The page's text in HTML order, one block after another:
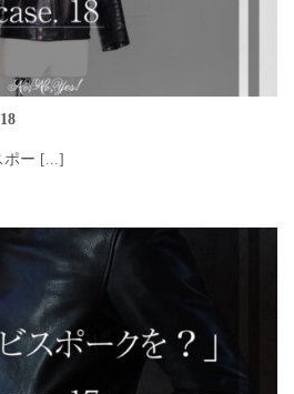
ポー [...]